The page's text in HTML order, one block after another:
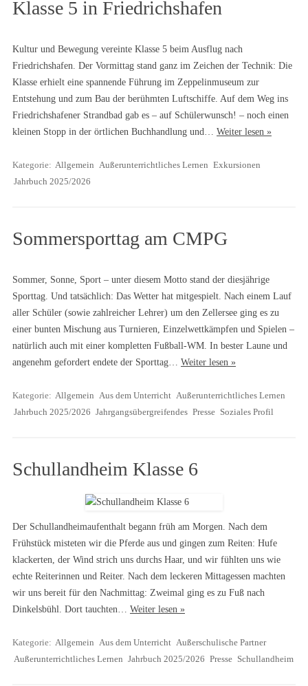
Klasse 5 in Friedrichshafen
Kultur und Bewegung vereinte Klasse 5 beim Ausflug nach
Friedrichshafen. Der Vormittag stand ganz im Zeichen der Technik: Die
Klasse erhielt eine spannende Führung im Zeppelinmuseum zur
Entstehung und zum Bau der berühmten Luftschiffe. Auf dem Weg ins
Friedrichshafener Strandbad gab es – auf Schülerwunsch! – noch einen
kleinen Stopp in der örtlichen Buchhandlung und… Weiter lesen »
Kategorie: Allgemein Außerunterrichtliches Lernen Exkursionen
Jahrbuch 2025/2026
Sommersporttag am CMPG
Sommer, Sonne, Sport – unter diesem Motto stand der diesjährige
Sporttag. Und tatsächlich: Das Wetter hat mitgespielt. Nach einem Lauf
aller Schüler (sowie zahlreicher Lehrer) um den Zellersee ging es zu
einer bunten Mischung aus Turnieren, Einzelwettkämpfen und Spielen –
natürlich auch mit einer kompletten Fußball-WM. In bester Laune und
angenehm gefordert endete der Sporttag… Weiter lesen »
Kategorie: Allgemein Aus dem Unterricht Außerunterrichtliches Lernen
Jahrbuch 2025/2026 Jahrgangsübergreifendes Presse Soziales Profil
Schullandheim Klasse 6
Der Schullandheimaufenthalt begann früh am Morgen. Nach dem
Frühstück misteten wir die Pferde aus und gingen zum Reiten: Hufe
klackerten, der Wind strich uns durchs Haar, und wir fühlten uns wie
echte Reiterinnen und Reiter. Nach dem leckeren Mittagessen machten
wir uns bereit für den Nachmittag: Zweimal ging es zu Fuß nach
Dinkelsbühl. Dort tauchten… Weiter lesen »
Kategorie: Allgemein Aus dem Unterricht Außerschulische Partner
Außerunterrichtliches Lernen Jahrbuch 2025/2026 Presse Schullandheim